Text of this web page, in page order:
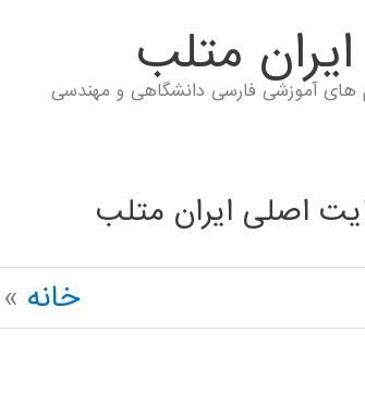
ايران متلب
های آموزشی فارسی دانشگاهی و مهندسی
اصلی ایران متلب
خانه